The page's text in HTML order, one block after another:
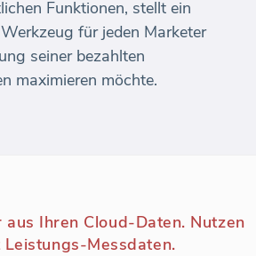
Funktionen, stellt ein
für jeden Marketer
seiner bezahlten
maximieren möchte.
aus Ihren Cloud-Daten. Nutzen
Leistungs-Messdaten.